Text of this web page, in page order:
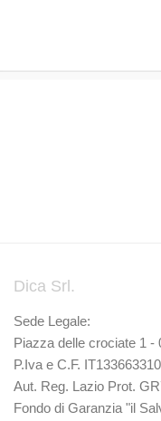
Dica Srl.
Sede Legale:
Piazza delle crociate 1 -
P.Iva e C.F.
Aut. Reg. Lazio Prot.
Fondo di Garanzia "il